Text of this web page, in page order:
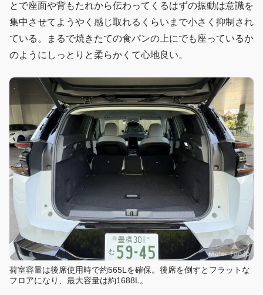
とで座面や背もたれから伝わってくるはずの振動は意識を
集中させてようやく感じ取れるくらいまで小さく抑制され
ている。まるで焼きたての食パンの上にでも座っているか
のようにしっとりと柔らかくて心地良い。
荷室容量は後席使用時で約565Lを確保。後席を倒すとフラットな
フロアになり、最大容量は約1688L。